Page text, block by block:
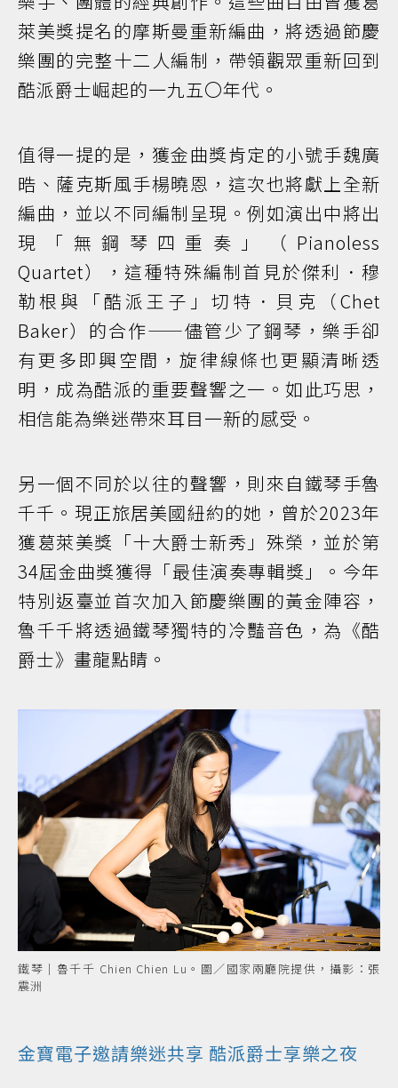
萊美獎提名的摩斯曼重新編曲，將透過節慶
樂團的完整十二人編制，帶領觀眾重新回到
酷派爵士崛起的一九五〇年代。
值得一提的是，獲金曲獎肯定的小號手魏廣
晧、薩克斯風手楊曉恩，這次也將獻上全新
編曲，並以不同編制呈現。例如演出中將出
現「無鋼琴四重奏」（Pianoless
Quartet），這種特殊編制首見於傑利．穆
勒根與「酷派王子」切特．貝克（Chet
Baker）的合作——儘管少了鋼琴，樂手卻
有更多即興空間，旋律線條也更顯清晰透
明，成為酷派的重要聲響之一。如此巧思，
相信能為樂迷帶來耳目一新的感受。
另一個不同於以往的聲響，則來自鐵琴手魯
千千。現正旅居美國紐約的她，曾於2023年
獲葛萊美獎「十大爵士新秀」殊榮，並於第
34屆金曲獎獲得「最佳演奏專輯獎」。今年
特別返臺並首次加入節慶樂團的黃金陣容，
魯千千將透過鐵琴獨特的冷豔音色，為《酷
爵士》畫龍點睛。
鐵琴｜魯千千 Chien Chien Lu。圖／國家兩廳院提供，攝影：張
震洲
金寶電子邀請樂迷共享 酷派爵士享樂之夜